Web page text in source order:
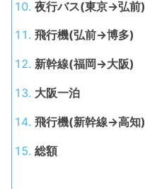
夜行バス(東京→弘前)
飛行機(弘前→博多)
新幹線(福岡→大阪)
大阪一泊
飛行機(新幹線→高知)
総額